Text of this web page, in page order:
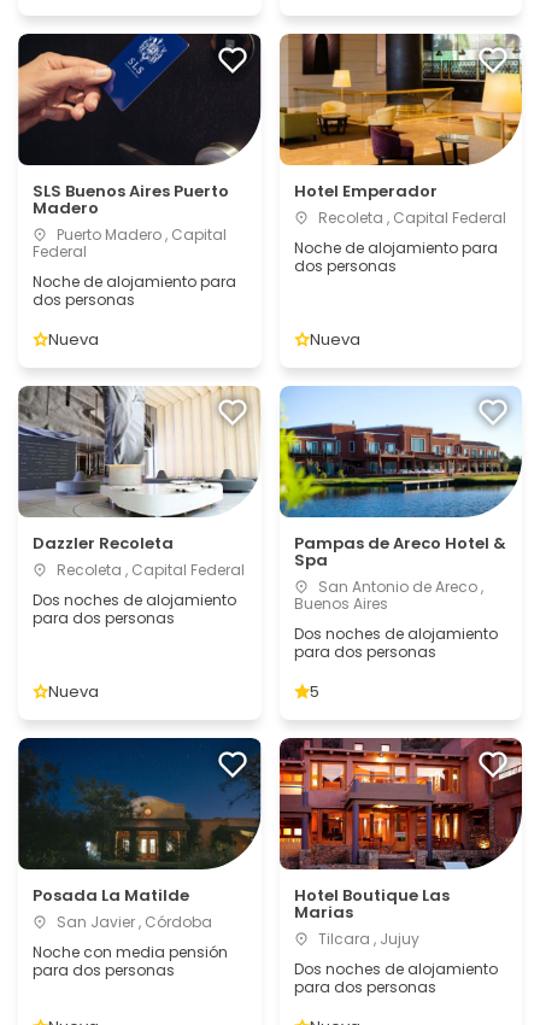
SLS Buenos Aires Puerto
Madero
Puerto Madero , Capital
Federal
Noche de alojamiento para
dos personas
Nueva
Hotel Emperador
Recoleta , Capital Federal
Noche de alojamiento para
dos personas
Nueva
Dazzler Recoleta
Recoleta , Capital Federal
Dos noches de alojamiento
para dos personas
Nueva
Pampas de Areco Hotel &
Spa
San Antonio de Areco ,
Buenos Aires
Dos noches de alojamiento
para dos personas
5
Posada La Matilde
San Javier , Córdoba
Noche con media pensión
para dos personas
Hotel Boutique Las
Marias
Tilcara , Jujuy
Dos noches de alojamiento
para dos personas